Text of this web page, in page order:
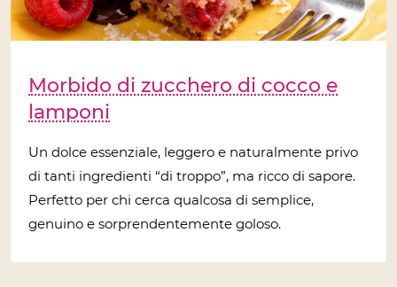
Morbido di zucchero di cocco e
lamponi
Un dolce essenziale, leggero e naturalmente privo
di tanti ingredienti “di troppo”, ma ricco di sapore.
Perfetto per chi cerca qualcosa di semplice,
genuino e sorprendentemente goloso.